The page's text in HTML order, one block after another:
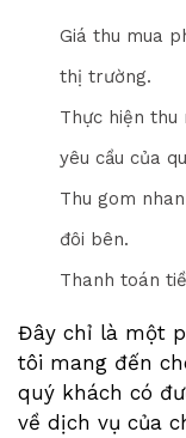
Giá thu mua
thị trường.
Thực hiện thu
yêu cầu của
Thu gom
đôi bên.
Thanh toán
Đây chỉ là một
tôi mang đến
quý khách có
về dịch vụ của